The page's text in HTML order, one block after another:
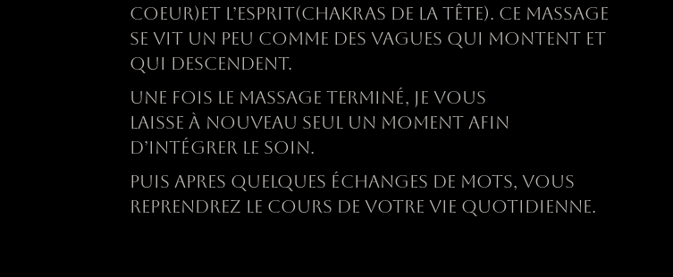
COEUR)ET L’ESPRIT(CHAKRAS DE LA TÊTE). CE MASSAGE
SE VIT UN PEU COMME DES VAGUES QUI MONTENT ET
QUI DESCENDENT.
UNE FOIS LE MASSAGE TERMINÉ, JE VOUS
LAISSE À NOUVEAU SEUL UN MOMENT AFIN
D’INTÉGRER LE SOIN.
PUIS APRES QUELQUES ÉCHANGES DE MOTS, VOUS
REPRENDREZ LE COURS DE VOTRE VIE QUOTIDIENNE.